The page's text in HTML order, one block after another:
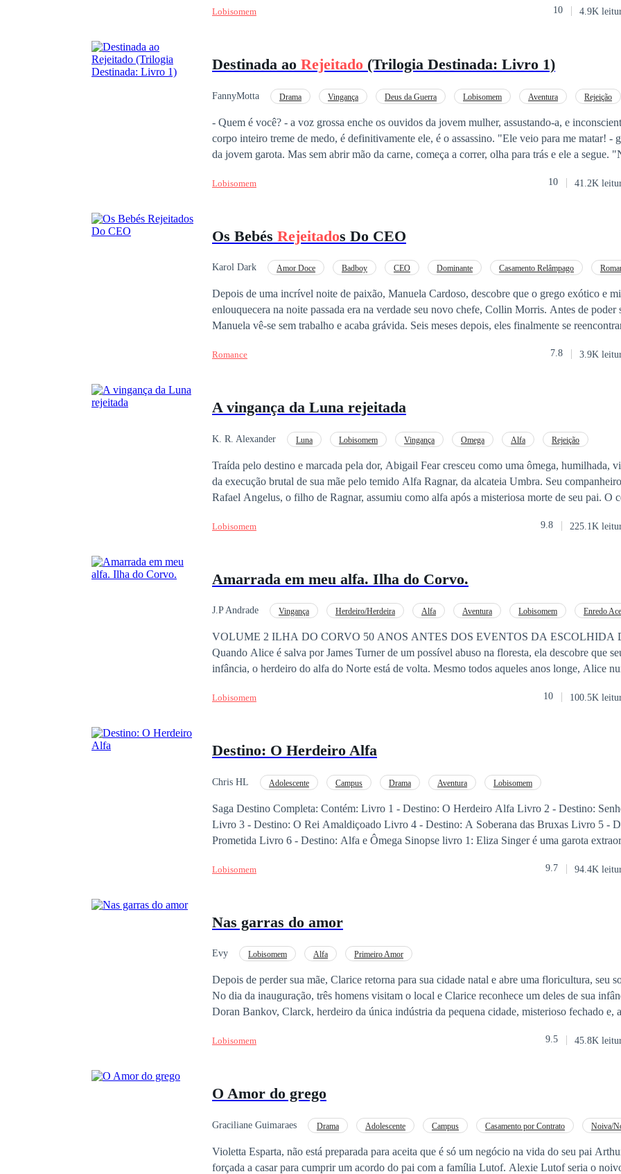
repente, a sorrir. O respeito veio tarde demais. O que ninguém imaginava era que Melany
Lobisomem 10 4.9K
Destinada ao Rejeitado (Trilogia Destinada: Livro 1)
FannyMotta Drama Vingança Deus da Guerra Lobisomem Aventura Rejeição
- Quem é você? - a voz grossa enche os ouvidos da jovem mulher, assustando-a, e
corpo inteiro treme de medo, é definitivamente ele, é o assassino. "Ele veio para me matar! - grita a voz interior
da jovem garota. Mas sem abrir mão da carne, começa a correr, olha para trás e ele a segue. "Não tenho outra
"Ela não é uma ômega, as cicatrizes devem ser de batalhas que ela ganhou, mas essa
Lobisomem 10 41.2K
Os Bebés Rejeitados Do CEO
Karol Dark Amor Doce Badboy CEO Dominante Casamento Relâmpago
Depois de uma incrível noite de paixão, Manuela Cardoso, descobre que o grego exótico e
enlouquecera na noite passada era na verdade seu novo chefe, Collin Morris. Antes de poder
Manuela vê-se sem trabalho e acaba grávida. Seis meses depois, eles finalmente se reencontram. Collin
entre eles? Será que a luxúria, é o suficiente para manter um casamento por conveniência?
Romance 7.8 3.9K
A vingança da Luna rejeitada
K. R. Alexander Luna Lobisomem Vingança Omega Alfa
Rejeição
Traída pelo destino e marcada pela dor, Abigail Fear cresceu como uma ômega, humilhada,
da execução brutal de sua mãe pelo temido Alfa Ragnar, da alcateia Umbra. Seu
Rafael Angelus, o filho de Ragnar, assumiu como alfa após a misteriosa morte de seu pai. O
que a deixou marcada para sempre, enviando seus subordinados para destruir seu corpo e
ambicioso de se tornar o Alfa Supremo. Mas Abigail carrega mais do que um passado de dor
diga o que o seu coração mais almeja? A primeira coisa que veio a minha mente foi ter minha vingança sobre
meu nome. Naquele momento, o mais importante era sobreviver.”
Lobisomem 9.8 225.1K
Amarrada em meu alfa. Ilha do Corvo.
J.P Andrade Vingança Herdeiro/Herdeira Alfa Aventura Lobisomem Enredo
VOLUME 2 ILHA DO CORVO 50 ANOS ANTES DOS EVENTOS DA ESCOLHIDA
Quando Alice é salva por James Turner de um possível abuso na floresta, ela descobre que
infância, o herdeiro do alfa do Norte está de volta. Mesmo todos aqueles anos longe, Alice nunca o esqueceu e
muda quando Alice descobre segredos sombrios de sua origem, e no meio da noite é sequestrada. James
Lobisomem 10 100.5K
Destino: O Herdeiro Alfa
Chris HL Adolescente Campus Drama Aventura Lobisomem
Saga Destino Completa: Contém: Livro 1 - Destino: O Herdeiro Alfa Livro 2 - Destino:
Livro 3 - Destino: O Rei Amaldiçoado Livro 4 - Destino: A Soberana das Bruxas Livro 5 - Destino: A
Prometida Livro 6 - Destino: Alfa e Ômega Sinopse livro 1: Eliza Singer é uma garota extraordinária que vive
entre humanos. Devido a uma convocação emergente dos clãs, ela é obrigada a se mudar
simples estudante, mas isso não será tão fácil quanto ela espera. Rotulada como meio humana
seu companheiro predestinado, o herdeiro Alfa do clã, que a menospreza baseado em rumores
desafiando as tradições e escolhendo por si mesma o seu próprio destino. Resta saber se o
a verdade a tempo, ou se Eliza triunfará sobre o destino, garantindo sua liberdade para amar
Lobisomem 9.7 94.4K
Nas garras do amor
Evy Lobisomem Alfa Primeiro Amor
Depois de perder sua mãe, Clarice retorna para sua cidade natal e abre uma floricultura, seu
No dia da inauguração, três homens visitam o local e Clarice reconhece um deles de sua
Doran Bankov, Clarck, herdeiro da única indústria da pequena cidade, misterioso fechado e,
sabe é que Bankov a viu, ou melhor, sentiu seu doce aroma de rosas, no instante em que saiu
Ou tentará escapar das garras desse amor?
Lobisomem 9.5 45.8K
O Amor do grego
Graciliane Guimaraes Drama Adolescente Campus Casamento por Contrato
Noiva/
Violetta Esparta, não está preparada para aceita que é só um negócio na vida do seu pai Arthur. Ela está
forçada a casar para cumprir um acordo do pai com a família Lutof. Alexie Lutof seria o noivo, porém algo